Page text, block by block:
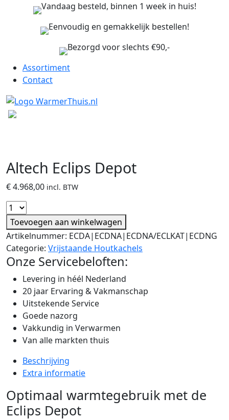
Vandaag besteld, binnen 1 week in huis!
Eenvoudig en gemakkelijk bestellen!
Bezorgd voor slechts €90,-
Assortiment
Contact
Altech Eclips Depot
€4.968,00 incl. BTW
Toevoegen aan winkelwagen
Artikelnummer: ECDA|ECDNA|ECDNA/ECLKAT|ECDNG
Categorie: Vrijstaande Houtkachels
Onze Servicebeloften:
Levering in héél Nederland
20 jaar Ervaring & Vakmanschap
Uitstekende Service
Goede nazorg
Vakkundig in Verwarmen
Van alle markten thuis
Beschrijving
Extra informatie
Optimaal warmtegebruik met de
Eclips Depot